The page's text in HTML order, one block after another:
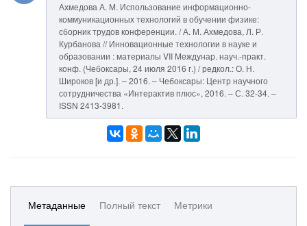
Ахмедова А. М. Использование информационно-
коммуникационных технологий в обучении физике:
сборник трудов конференции. / А. М. Ахмедова, Л. Р.
Курбанова // Инновационные технологии в науке и
образовании : материалы VII Междунар. науч.-практ.
конф. (Чебоксары, 24 июля 2016 г.) / редкол.: О. Н.
Широков [и др.]. – 2016. – Чебоксары: Центр научного
сотрудничества «Интерактив плюс», 2016. – С. 32-34. –
ISSN 2413-3981.
Метаданные Полный текст Метрики